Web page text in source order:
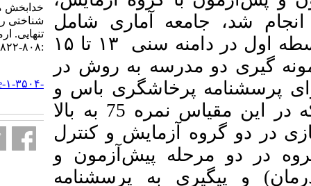
آماری شامل
۱۳ تا ۱۵
به روش در
باس و
نفر از دانش‌آموزان که در این مقیاس نمره 75 به بالا
و کنترل
و
به پرسشنامه
خدابخش محمدرضا. اثربخشی درمان
شناختی رفتاری متمرکز بر حل مسئله بر
تنهایی. ارمغان دانش. ۱۴۰۳; ۲۹ (۶)
:۸۰۸-۸۲۲
http://armaghanj.yums.ac.ir/article-۱-۳۵۰۴-